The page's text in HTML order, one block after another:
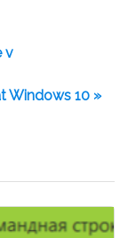
v
Windows 10 »